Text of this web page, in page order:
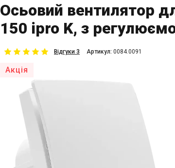
Осьовий вентилятор
150 ipro K, з
Відгуки 3 Aртикул: 0084.0091
Акція